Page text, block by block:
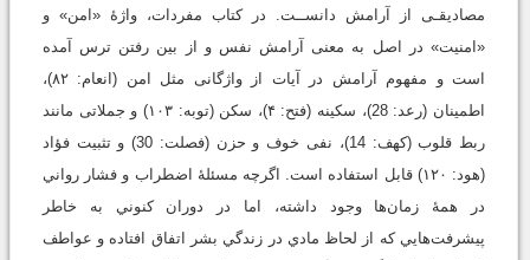
مصادیقـی از آرامش دانســت. در کتاب مفردات، واژۀ «امن» و
«امنیت» در اصل به معنی آرامش ‌نفس و از بین ‌رفتن ترس آمده
است و مفهوم آرامش در آیات از واژگانی مثل امن (انعام: ۸۲)،
اطمینان (رعد: 28)، سکینه (فتح: ۴)، سکن (توبه: ۱۰۳) و جملاتی مانند
ربط قلوب (کهف: 14)، نفی خوف و حزن (فصلت: 30) و تثبیت فؤاد
(هود: ۱۲۰) قابل استفاده است. اگرچه مسئلۀ اضطراب و فشار رواني
در همۀ زمان‌ها وجود داشته، اما در دوران کنوني به خاطر
پيشرفت‌هايي که از لحاظ مادي در زندگي بشر اتفاق افتاده و عواطف